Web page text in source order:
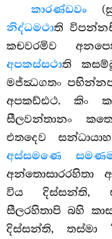
කාරණ්ඩවං
නිද්ධමථාති
කචවරමිව
අපකස්සථාති
මජ්ඣගතං
අපකඩ්ඪථ. කිං
සීලවන්තානං
එතදෙව
අස්සමණෙ
විය දිස්සන්ති,
සීලරහිතාපි බහි
දිස්සන්ති, තස්මා